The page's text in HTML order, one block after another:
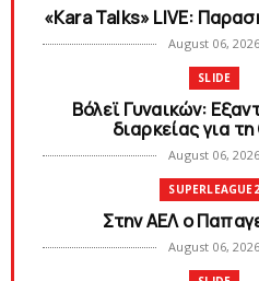
«Kara Talks» LIVE:
August 06, 2026
SLIDE
Bόλεϊ Γυναικών:
διαρκείας για
August 06, 2026
SUPERLEAGUE2
Στην AEΛ ο
August 06, 2026